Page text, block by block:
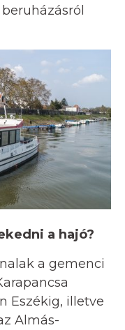
a hajó?
a gemenci
Eszékig, illetve
Almás-